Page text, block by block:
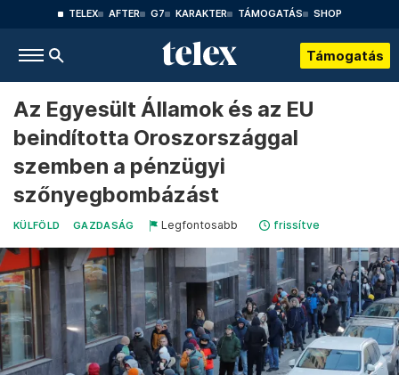
TELEX AFTER G7 KARAKTER TÁMOGATÁS SHOP
Támogatás
Az Egyesült Államok és az EU
beindította Oroszországgal
szemben a pénzügyi
szőnyegbombázást
KÜLFÖLD GAZDASÁG Legfontosabb frissítve